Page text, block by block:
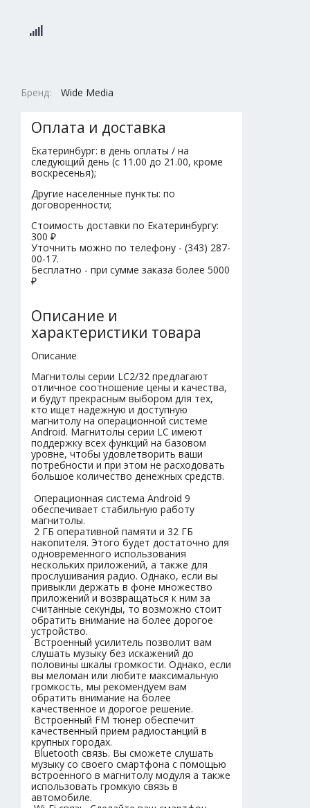
Бренд: Wide Media
Оплата и доставка
Екатеринбург: в день оплаты / на
следующий день (с 11.00 до 21.00, кроме
воскресенья);
Другие населенные пункты: по
договоренности;
Стоимость доставки по Екатеринбургу:
300 ₽
Уточнить можно по телефону - (343) 287-
00-17.
Бесплатно - при сумме заказа более 5000
₽
Описание и
характеристики товара
Описание
Магнитолы серии LC2/32 предлагают
отличное соотношение цены и качества,
и будут прекрасным выбором для тех,
кто ищет надежную и доступную
магнитолу на операционной системе
Android. Магнитолы серии LC имеют
поддержку всех функций на базовом
уровне, чтобы удовлетворить ваши
потребности и при этом не расходовать
большое количество денежных средств.
Операционная система Android 9
обеспечивает стабильную работу
магнитолы.
2 ГБ оперативной памяти и 32 ГБ
накопителя. Этого будет достаточно для
одновременного использования
нескольких приложений, а также для
прослушивания радио. Однако, если вы
привыкли держать в фоне множество
приложений и возвращаться к ним за
считанные секунды, то возможно стоит
обратить внимание на более дорогое
устройство.
Встроенный усилитель позволит вам
слушать музыку без искажений до
половины шкалы громкости. Однако, если
вы меломан или любите максимальную
громкость, мы рекомендуем вам
обратить внимание на более
качественное и дорогое решение.
Встроенный FM тюнер обеспечит
качественный прием радиостанций в
крупных городах.
Bluetooth связь. Вы сможете слушать
музыку со своего смартфона с помощью
встроенного в магнитолу модуля а также
использовать громкую связь в
автомобиле.